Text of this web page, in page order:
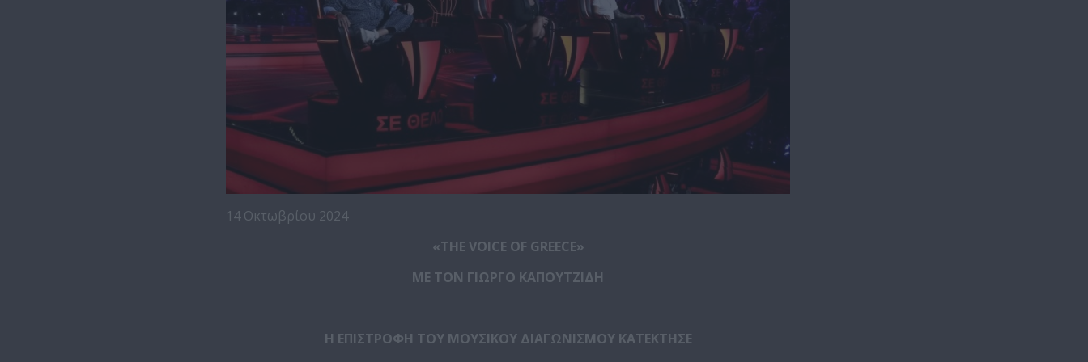
14 Οκτωβρίου 2024
«THE VOICE OF GREECE»
ΜΕ ΤΟΝ ΓΙΩΡΓΟ ΚΑΠΟΥΤΖΙΔΗ
Η ΕΠΙΣΤΡΟΦΗ ΤΟΥ ΜΟΥΣΙΚΟΥ ΔΙΑΓΩΝΙΣΜΟΥ ΚΑΤΕΚΤΗΣΕ